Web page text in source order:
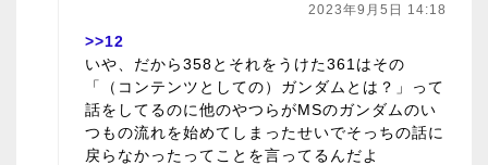
2023年9月5日 14:18
>>12
いや、だから358とそれをうけた361はその
「（コンテンツとしての）ガンダムとは？」って
話をしてるのに他のやつらがMSのガンダムのい
つもの流れを始めてしまったせいでそっちの話に
戻らなかったってことを言ってるんだよ